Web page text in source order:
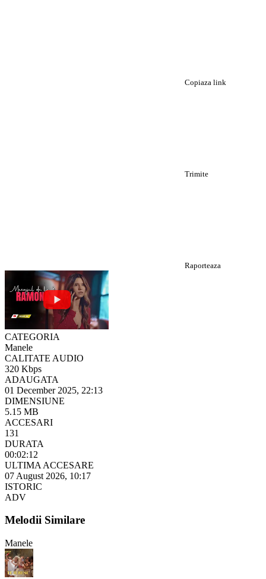
Copiaza link
Trimite
Raporteaza
CATEGORIA
Manele
CALITATE AUDIO
320 Kbps
ADAUGATA
01 December 2025, 22:13
DIMENSIUNE
5.15 MB
ACCESARI
131
DURATA
00:02:12
ULTIMA ACCESARE
07 August 2026, 10:17
ISTORIC
ADV
Melodii Similare
Manele